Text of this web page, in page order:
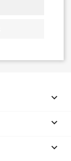


